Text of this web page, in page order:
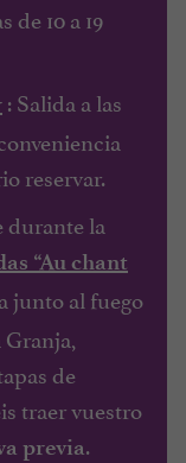
de 10 a 19
: Salida a las
reservar.
durante la
“Au chant
junto al fuego
de
traer vuestro
previa.